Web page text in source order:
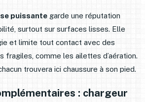
puissantegarde une réputation
surtout sur surfaces lisses. Elle
et limite tout contact avec des
fragiles, comme les ailettes d’aération.
trouvera ici chaussure à son pied.
: chargeur